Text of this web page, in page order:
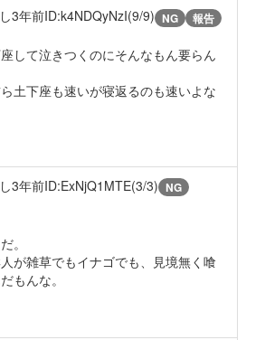
3年前ID:k4NDQyNzI(9/9) NG 報告
して泣きつくのにそんなもん要らん
土下座も速いが寝返るのも速いよな
3年前ID:ExNjQ1MTE(3/3) NG
。
が雑草でもイナゴでも、見境無く喰
もんな。